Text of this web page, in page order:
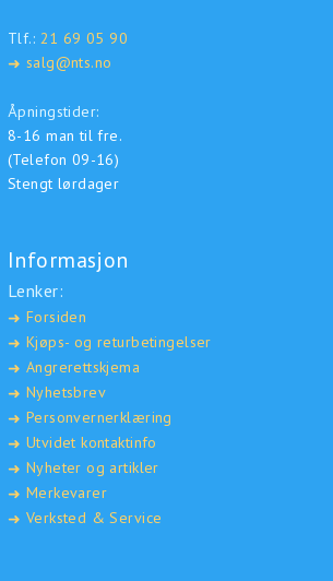
Tlf.: 21 69 05 90
➜ salg@nts.no
Åpningstider:
8-16 man til fre.
(Telefon 09-16)
Stengt lørdager
Informasjon
Lenker:
➜ Forsiden
➜ Kjøps- og returbetingelser
➜ Angrerettskjema
➜ Nyhetsbrev
➜ Personvernerklæring
➜ Utvidet kontaktinfo
➜ Nyheter og artikler
➜ Merkevarer
➜ Verksted & Service